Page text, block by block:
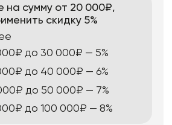
на сумму от 20 000₽,
скидку 5%
до 30 000₽ — 5%
до 40 000₽ — 6%
до 50 000₽ — 7%
до 100 000₽ — 8%